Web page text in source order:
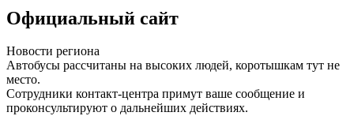
Официальный сайт
Новости региона
Автобусы рассчитаны на высоких людей, коротышкам тут не
место.
Сотрудники контакт-центра примут ваше сообщение и
проконсультируют о дальнейших действиях.